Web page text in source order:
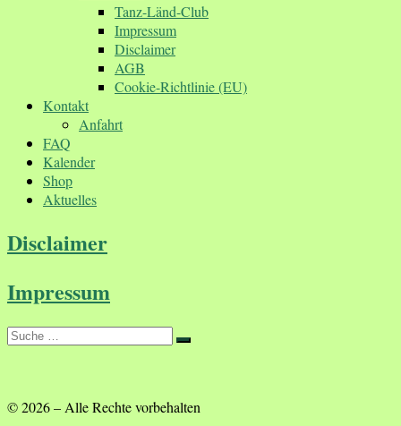
Tanz-Länd-Club
Impressum
Disclaimer
AGB
Cookie-Richtlinie (EU)
Kontakt
Anfahrt
FAQ
Kalender
Shop
Aktuelles
Disclaimer
Impressum
Suche
Suche
© 2026– Alle Rechte vorbehalten